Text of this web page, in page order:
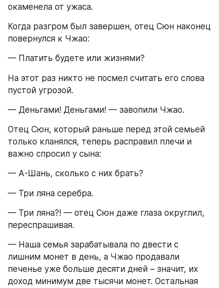
окаменела от ужаса.
Когда разгром был завершен, отец Сюн наконец
повернулся к Чжао:
— Платить будете или жизнями?
На этот раз никто не посмел считать его слова
пустой угрозой.
— Деньгами! Деньгами! — завопили Чжао.
Отец Сюн, который раньше перед этой семьей
только кланялся, теперь расправил плечи и
важно спросил у сына:
— А-Шань, сколько с них брать?
— Три ляна серебра.
— Три ляна?! — отец Сюн даже глаза округлил,
переспрашивая.
— Наша семья зарабатывала по двести с
лишним монет в день, а Чжао продавали
печенье уже больше десяти дней – значит, их
доход минимум две тысячи монет. Остальная